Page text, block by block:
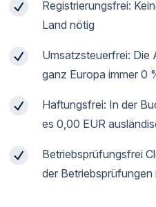
Registrierungsfrei:
Land nötig
Umsatzsteuerfrei: Die
ganz Europa immer 0
Haftungsfrei: In der
es 0,00 EUR
Betriebsprüfungsfrei
der Betriebsprüfungen